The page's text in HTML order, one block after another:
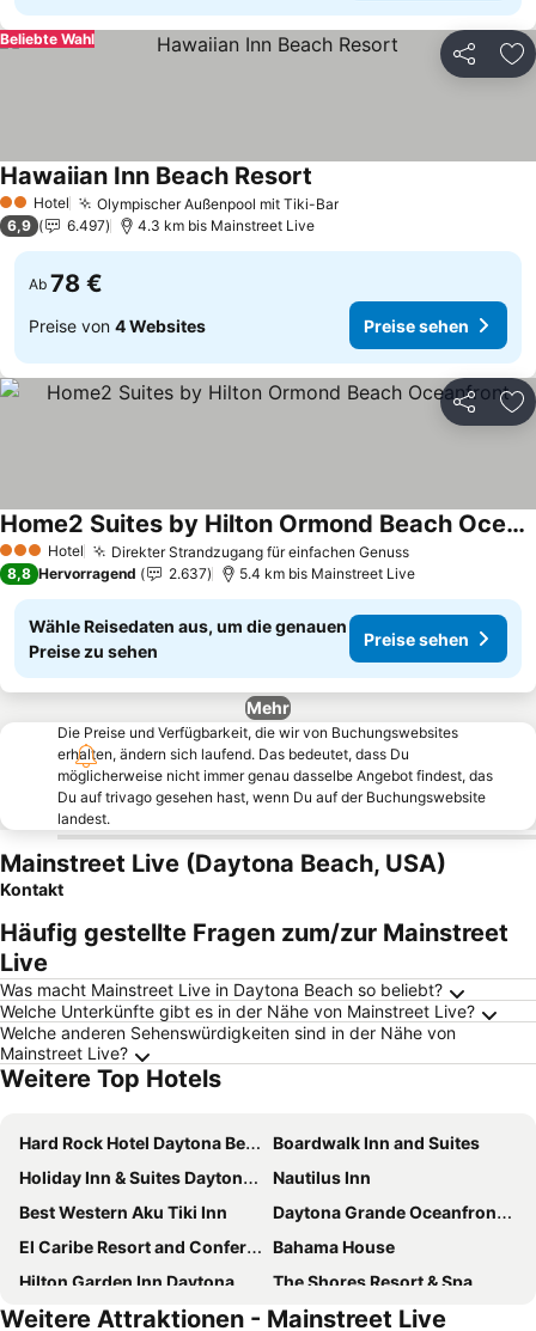
Teilen
Beliebte Wahl
2 Sterne
Hotel Olympischer Außenpool mit Tiki-BarPreise sehen
Hawaiian Inn Beach Resort
6,9 6.497 4.3 km bis Mainstreet Live
Ab 78 €
Preise von 4 Websites Preise sehen
Teilen
3 SterneHotel Direkter Strandzugang für einfachen GenussPreise sehen
Home2 Suites by Hilton Ormond Beach Oceanfront
Preise sehen
8,8 Hervorragend 2.637 5.4 km bis Mainstreet Live
Wähle Reisedaten aus, um die genauen
Preise zu sehen
Preise sehen
Mehr
Die Preise und Verfügbarkeit, die wir von Buchungswebsites
erhalten, ändern sich laufend. Das bedeutet, dass Du
möglicherweise nicht immer genau dasselbe Angebot findest, das
Du auf trivago gesehen hast, wenn Du auf der Buchungswebsite
landest.
Mainstreet Live (Daytona Beach, USA)
Kontakt
Häufig gestellte Fragen zum/zur Mainstreet
Live
Was macht Mainstreet Live in Daytona Beach so beliebt?
Welche Unterkünfte gibt es in der Nähe von Mainstreet Live?
Welche anderen Sehenswürdigkeiten sind in der Nähe von
Mainstreet Live?
Weitere Top Hotels
Hard Rock Hotel Daytona Beach
Boardwalk Inn and Suites
Holiday Inn & Suites Daytona Beach On The Ocean By Ihg
Nautilus Inn
Best Western Aku Tiki Inn
Daytona Grande Oceanfront Resort
El Caribe Resort and Conference Center
Bahama House
Hilton Garden Inn Daytona Beach Oceanfront
The Shores Resort & Spa
Hampton Inn Daytona Beach/Beachfront
Hyatt Place Daytona Beach - Oceanfront
Weitere Attraktionen - Mainstreet Live